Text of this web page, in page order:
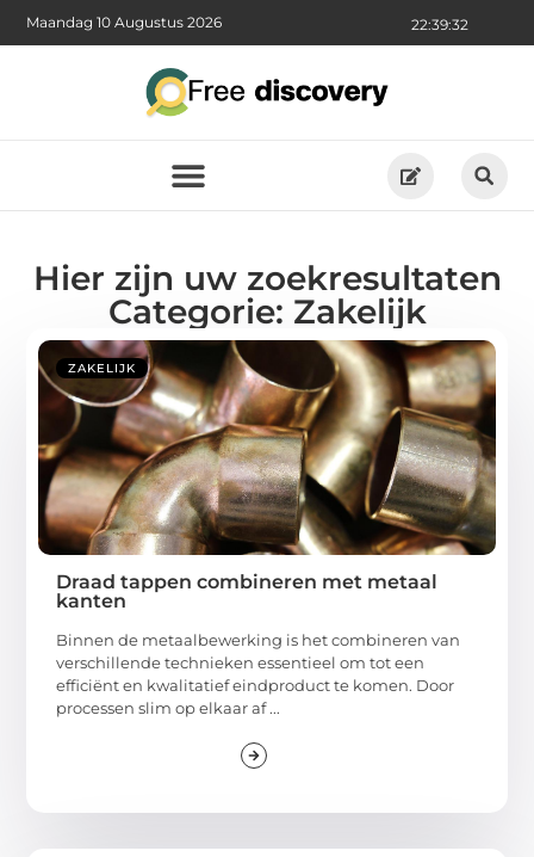
22:39:33
Maandag 10 Augustus 2026
Hier zijn uw zoekresultaten
Categorie: Zakelijk
ZAKELIJK
Draad tappen combineren met metaal
kanten
Binnen de metaalbewerking is het combineren van
verschillende technieken essentieel om tot een
efficiënt en kwalitatief eindproduct te komen. Door
processen slim op elkaar af ...